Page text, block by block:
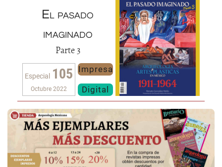
El pasado
imaginado
Parte 3
Especial 105
Octubre 2022
Impresa
Digital